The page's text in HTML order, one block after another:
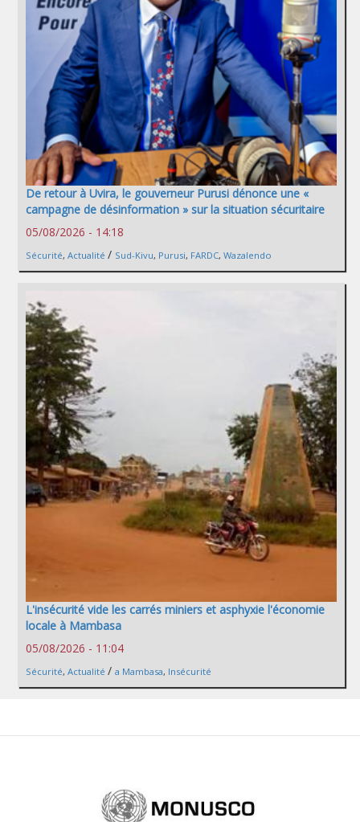
De retour à Uvira, le gouverneur Purusi dénonce une «
campagne de désinformation » sur la situation sécuritaire
05/08/2026 - 14:18
Sécurité, Actualité / Sud-Kivu, Purusi, FARDC, Wazalendo
L'insécurité vide les carrés miniers et asphyxie l'économie
locale à Mambasa
05/08/2026 - 11:04
Sécurité, Actualité / a Mambasa, Insécurité